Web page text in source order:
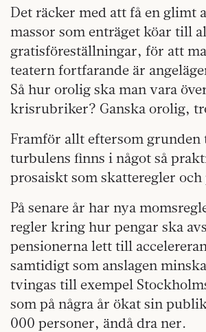
Det räcker med att få en glimt
massor som enträget köar till
gratisföreställningar, för att
teatern fortfarande är
Så hur orolig ska man vara
krisrubriker? Ganska orolig,
Framför allt eftersom grunden
turbulens finns i något så
prosaiskt som skatteregler och
På senare år har nya
regler kring hur pengar ska
pensionerna lett till
samtidigt som anslagen
tvingas till exempel
som på några år ökat sin
000 personer, ändå dra ner.